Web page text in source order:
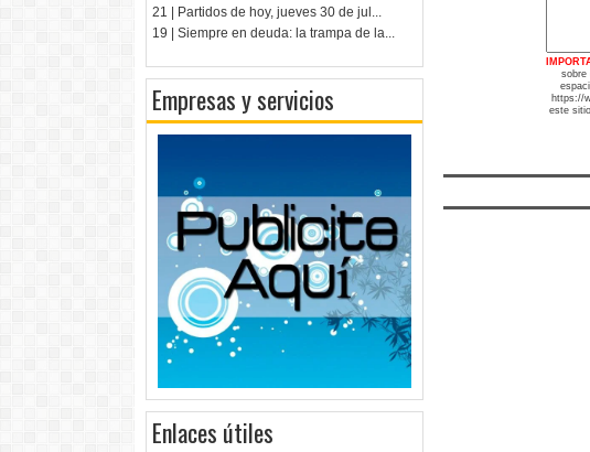
21 | Partidos de hoy, jueves 30 de jul...
19 | Siempre en deuda: la trampa de la...
Empresas y servicios
Enlaces útiles
sobre
https://
este